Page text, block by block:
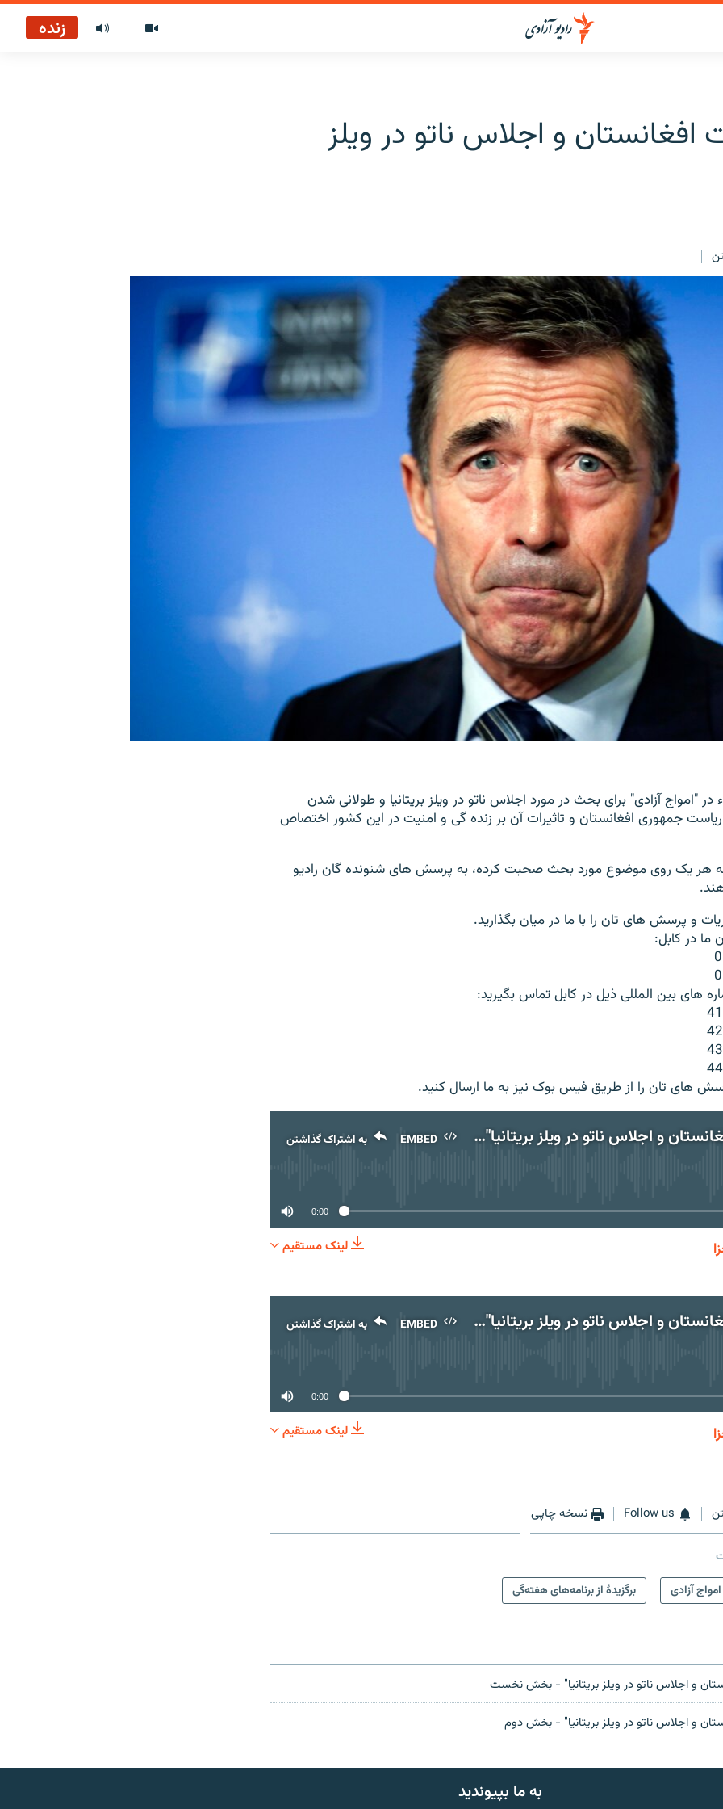
زنده
افغانستان و اجلاس ناتو در ویلز
در "امواج آزادی" برای بحث در مورد اجلاس ناتو در ویلز بریتانیا و طولانی شدن
ریاست جمهوری افغانستان و تاثیرات آن بر زنده گی و امنیت در این کشور اختصاص
هر یک روی موضوع مورد بحث صحبت کرده، به پرسش های شنونده گان رادیو
.
و پرسش های تان را با ما در میان بگذارید.
ما در کابل:
های بین المللی ذیل در کابل تماس بگیرید:
های تان را از طریق فیس بوک نیز به ما ارسال کنید.
EMBED به اشتراک گذاشتن "انتخابات افغانستان و اجلاس ناتو در ویلز بریتانیا" - بخش نخست
به اشتراک گذاشتن
0:00
لینک مستقیم
EMBED به اشتراک گذاشتن "انتخابات افغانستان و اجلاس ناتو در ویلز بریتانیا" - بخش دوم
به اشتراک گذاشتن
0:00
لینک مستقیم
Follow us نسخه چاپی
آزادی
برگزیدۀ از برنامه‌های هفته‌گی
و اجلاس ناتو در ویلز بریتانیا" - بخش نخست
و اجلاس ناتو در ویلز بریتانیا" - بخش دوم
به ما بپیوندید